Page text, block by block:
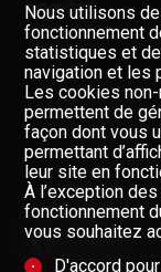
SOCIÉTÉ
NOS COURTIERS
À PROPOS DE
GAZETTE
FORMULAIRE DE
Nous utilisons
fonctionnement
statistiques et
navigation et les
Les cookies
permettent de
façon dont vous
permettant
leur site en
À l’exception
fonctionnement
vous souhaitez
D'accord